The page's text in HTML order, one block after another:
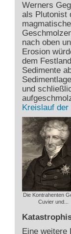
Werners
als Plutonist
nach oben
Erosion
dem
Sedimente
und
Kreislauf der
Die Kontrahenten
Cuvier und...
Eine weitere